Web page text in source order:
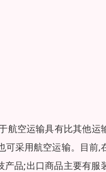
航空运输具有比其他运
可采用航空运输。目前,
产品;出口商品主要有服